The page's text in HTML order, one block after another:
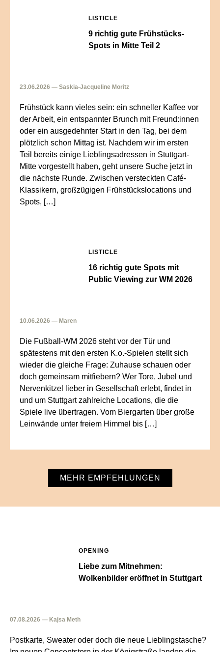
LISTICLE
9 richtig gute Frühstücks-
Spots in Mitte Teil 2
23.06.2026 — Saskia-Jacqueline Moritz
Frühstück kann vieles sein: ein schneller Kaffee vor
der Arbeit, ein entspannter Brunch mit Freund:innen
oder ein ausgedehnter Start in den Tag, bei dem
plötzlich schon Mittag ist. Nachdem wir im ersten
Teil bereits einige Lieblingsadressen in Stuttgart-
Mitte vorgestellt haben, geht unsere Suche jetzt in
die nächste Runde. Zwischen versteckten Café-
Klassikern, großzügigen Frühstückslocations und
Spots, […]
LISTICLE
16 richtig gute Spots mit
Public Viewing zur WM 2026
10.06.2026 — Maren
Die Fußball-WM 2026 steht vor der Tür und
spätestens mit den ersten K.o.-Spielen stellt sich
wieder die gleiche Frage: Zuhause schauen oder
doch gemeinsam mitfiebern? Wer Tore, Jubel und
Nervenkitzel lieber in Gesellschaft erlebt, findet in
und um Stuttgart zahlreiche Locations, die die
Spiele live übertragen. Vom Biergarten über große
Leinwände unter freiem Himmel bis […]
MEHR EMPFEHLUNGEN
OPENING
Liebe zum Mitnehmen:
Wolkenbilder eröffnet in Stuttgart
07.08.2026 — Kajsa Meth
Postkarte, Sweater oder doch die neue Lieblingstasche?